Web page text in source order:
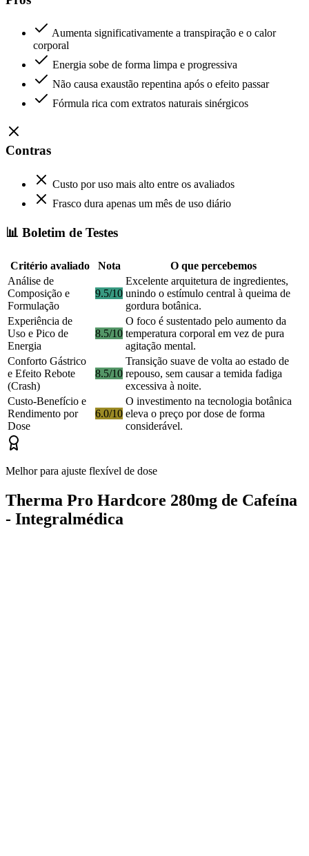
Aumenta significativamente a transpiração e o calor
corporal
Energia sobe de forma limpa e progressiva
Não causa exaustão repentina após o efeito passar
Fórmula rica com extratos naturais sinérgicos
Contras
Custo por uso mais alto entre os avaliados
Frasco dura apenas um mês de uso diário
📊 Boletim de Testes
Critério avaliado Nota
O que percebemos
Análise de
Composição e
Formulação
9.5/10
Excelente arquitetura de ingredientes,
unindo o estímulo central à queima de
gordura botânica.
Experiência de
Uso e Pico de
Energia
8.5/10
O foco é sustentado pelo aumento da
temperatura corporal em vez de pura
agitação mental.
Conforto Gástrico
e Efeito Rebote
(Crash)
8.5/10
Transição suave de volta ao estado de
repouso, sem causar a temida fadiga
excessiva à noite.
Custo-Benefício e
Rendimento por
Dose
6.0/10
O investimento na tecnologia botânica
eleva o preço por dose de forma
considerável.
Melhor para ajuste flexível de dose
Therma Pro Hardcore 280mg de Cafeína
- Integralmédica